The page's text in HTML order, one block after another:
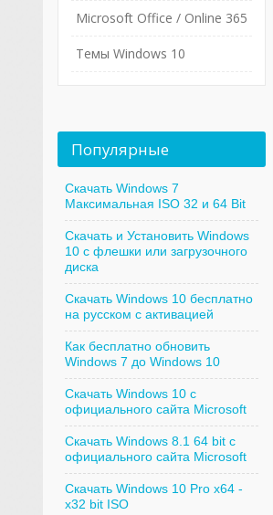
Microsoft Office / Online 365
Темы Windows 10
Популярные
Скачать Windows 7
Максимальная ISO 32 и 64 Bit
Скачать и Установить Windows
10 с флешки или загрузочного
диска
Скачать Windows 10 бесплатно
на русском с активацией
Как бесплатно обновить
Windows 7 до Windows 10
Скачать Windows 10 с
официального сайта Microsoft
Скачать Windows 8.1 64 bit с
официального сайта Microsoft
Скачать Windows 10 Pro x64 -
x32 bit ISO